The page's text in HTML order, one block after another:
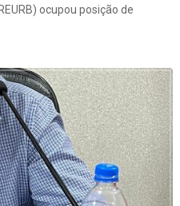
ocupou posição de